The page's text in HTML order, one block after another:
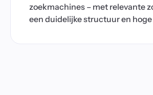
zoekmachines – met relevante
een duidelijke structuur en